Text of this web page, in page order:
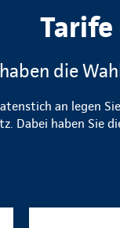
Tarife
die
an legen
Dabei haben Sie